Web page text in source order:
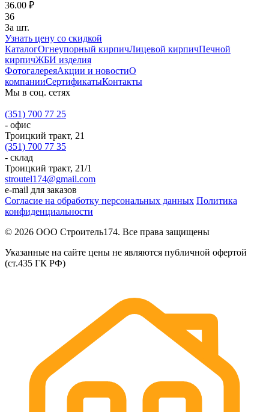
36.00 ₽
36
За шт.
Узнать цену со скидкой
КаталогОгнеупорный кирпичЛицевой кирпичПечной
кирпичЖБИ изделия
ФотогалереяАкции и новостиО
компанииСертификатыКонтакты
Мы в соц. сетях
(351) 700 77 25
- офис
Троицкий тракт, 21
(351) 700 77 35
- склад
Троицкий тракт, 21/1
stroutel174@gmail.com
e-mail для заказов
Согласие на обработку персональных данных Политика
конфиденциальности
© 2026 ООО Строитель174. Все права защищены
Указанные на сайте цены не являются публичной офертой
(ст.435 ГК РФ)